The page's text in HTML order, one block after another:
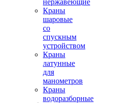
нержавеющие
Краны
шаровые
со
спускным
устройством
Краны
латунные
для
манометров
Краны
водоразборные